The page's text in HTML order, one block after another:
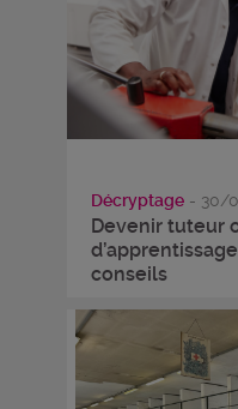
Décryptage - 30/
Devenir tuteur
conseils